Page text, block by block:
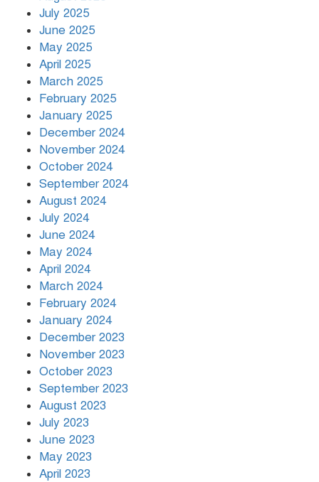
July 2025
June 2025
May 2025
April 2025
March 2025
February 2025
January 2025
December 2024
November 2024
October 2024
September 2024
August 2024
July 2024
June 2024
May 2024
April 2024
March 2024
February 2024
January 2024
December 2023
November 2023
October 2023
September 2023
August 2023
July 2023
June 2023
May 2023
April 2023